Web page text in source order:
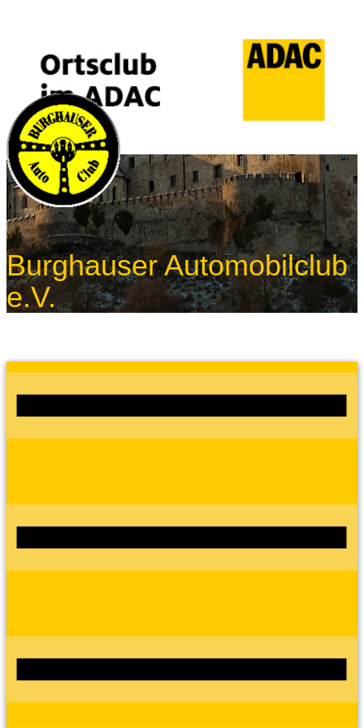
Burghauser Automobilclub
e.V.